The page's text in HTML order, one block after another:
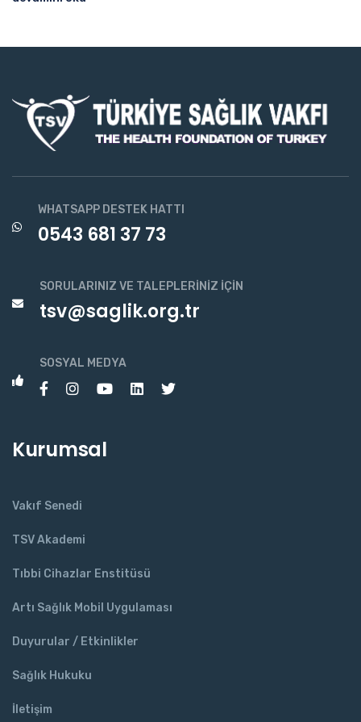
WHATSAPP DESTEK HATTI
0543 681 37 73
SORULARINIZ VE TALEPLERINIZ İÇIN
tsv@saglik.org.tr
SOSYAL MEDYA
Kurumsal
Vakıf Senedi
TSV Akademi
Tıbbi Cihazlar Enstitüsü
Artı Sağlık Mobil Uygulaması
Duyurular / Etkinlikler
Sağlık Hukuku
İletişim